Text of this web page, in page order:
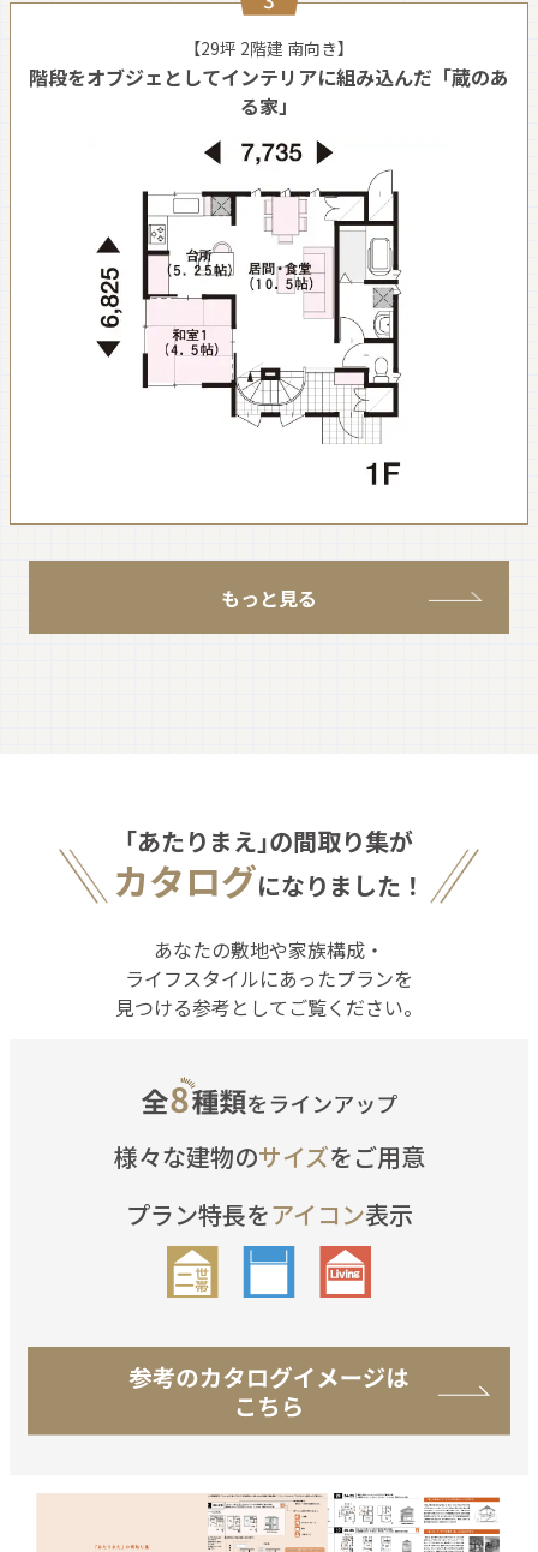
【29坪 2階建 南向き】
階段をオブジェとしてインテリアに組み込んだ「蔵のあ
る家」
もっと見る
｢あたりまえ｣の間取り集が
カタログになりました！
あなたの敷地や家族構成・
ライフスタイルにあったプランを
見つける参考としてご覧ください。
様々な建物のサイズをご用意
プラン特長をアイコン表示